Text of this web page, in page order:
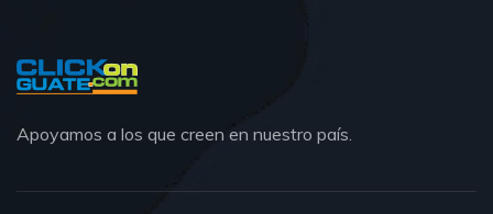
Apoyamos a los que creen en nuestro país.